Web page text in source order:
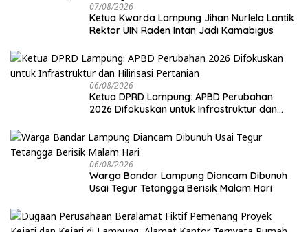
07/08/2026
Ketua Kwarda Lampung Jihan Nurlela Lantik
Rektor UIN Raden Intan Jadi Kamabigus
06/08/2026
Ketua DPRD Lampung: APBD Perubahan
2026 Difokuskan untuk Infrastruktur dan
06/08/2026
Warga Bandar Lampung Diancam Dibunuh
Usai Tegur Tetangga Berisik Malam Hari